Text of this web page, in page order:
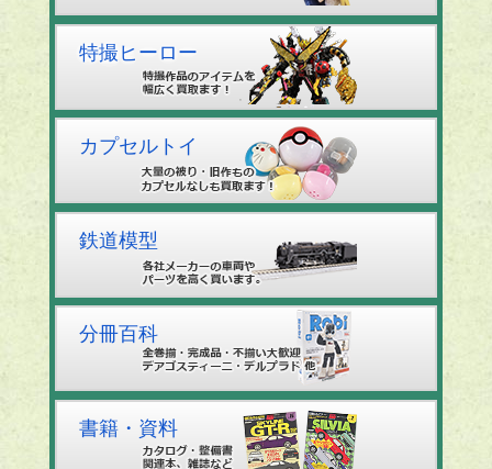
特撮ヒーロー
カプセルトイ
鉄道模型
分冊百科
書籍・資料